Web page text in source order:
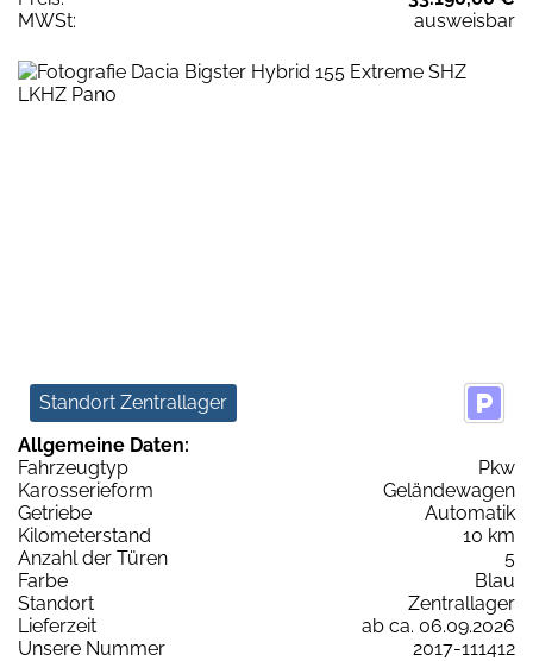
MWSt:
ausweisbar
Standort Zentrallager
Allgemeine Daten:
Fahrzeugtyp
Pkw
Karosserieform
Geländewagen
Getriebe
Automatik
Kilometerstand
10 km
Anzahl der Türen
5
Farbe
Blau
Standort
Zentrallager
Lieferzeit
ab ca. 06.09.2026
Unsere Nummer
2017-111412